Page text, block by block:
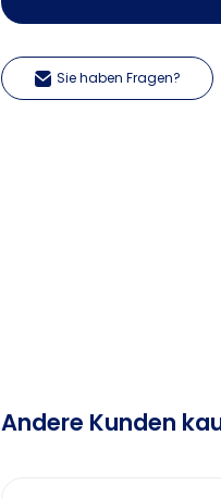
Sie haben Fragen?
Andere Kunden